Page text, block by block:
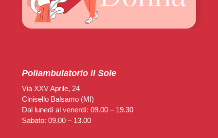
Poliambulatorio il Sole
Via XXV Aprile, 24
Cinisello Balsamo (MI)
Dal lunedì al venerdì: 09.00 – 19.30
Sabato: 09.00 – 13.00